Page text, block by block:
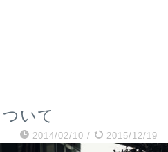
いて
2014/02/10 / 2015/12/19